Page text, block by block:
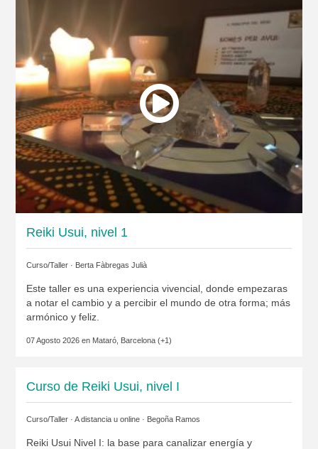
Reiki Usui, nivel 1
Curso/Taller · Berta Fàbregas Julià
Este taller es una experiencia vivencial, donde empezaras
a notar el cambio y a percibir el mundo de otra forma; más
armónico y feliz.
07 Agosto 2026 en Mataró, Barcelona(+1)
Curso de Reiki Usui, nivel I
Curso/Taller · A distancia u online · Begoña Ramos
Reiki Usui Nivel I: la base para canalizar energía y